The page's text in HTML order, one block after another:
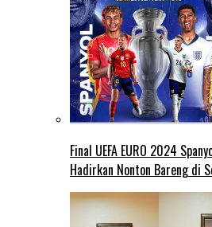
Final UEFA EURO 2024
Hadirkan Nonton Bareng di